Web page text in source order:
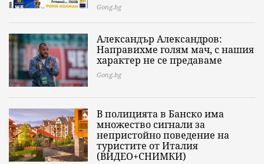
Gong.bg
Александър Александров:
Направихме голям мач, с нашия
характер не се предаваме
Gong.bg
В полицията в Банско има
множество сигнали за
непристойно поведение на
туристите от Италия
(ВИДЕО+СНИМКИ)